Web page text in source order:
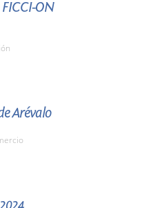
ON
Arévalo